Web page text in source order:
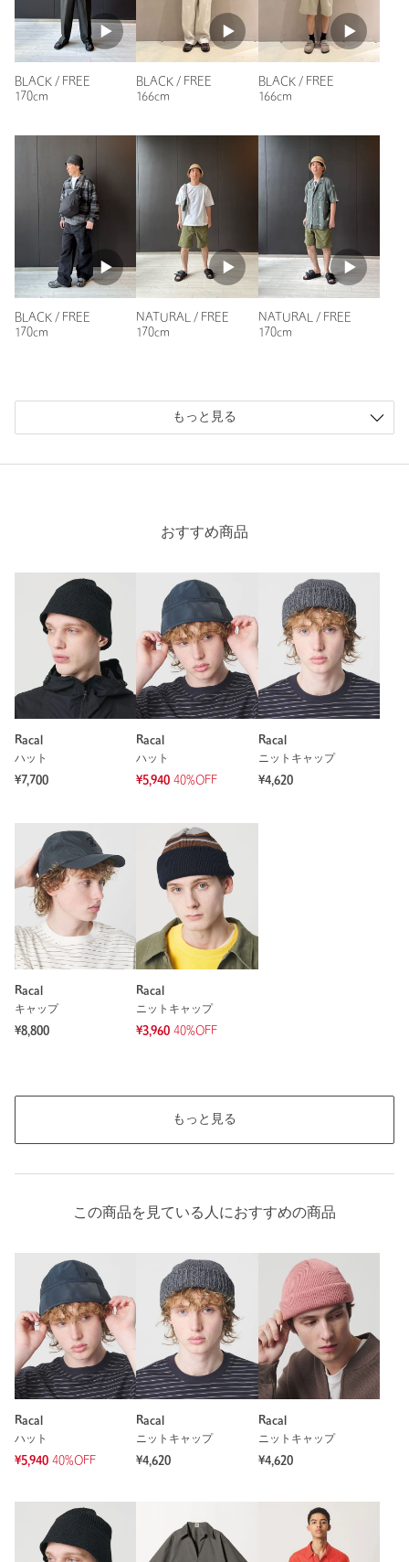
BLACK / FREE
170cm
BLACK / FREE
166cm
BLACK / FREE
166cm
BLACK / FREE
170cm
NATURAL / FREE
170cm
NATURAL / FREE
170cm
もっと見る
おすすめ商品
Racal
ハット
¥7,700
Racal
ハット
¥5,940 40%OFF
Racal
ニットキャップ
¥4,620
Racal
キャップ
¥8,800
Racal
ニットキャップ
¥3,960 40%OFF
もっと見る
この商品を見ている人におすすめの商品
Racal
ハット
¥5,940 40%OFF
Racal
ニットキャップ
¥4,620
Racal
ニットキャップ
¥4,620